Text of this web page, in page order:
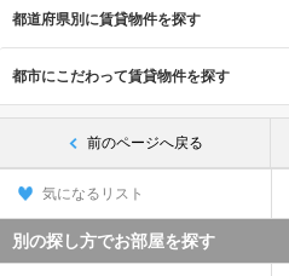
都道府県別に賃貸物件を探す
都市にこだわって賃貸物件を探す
前のページへ戻る
気になるリスト
別の探し方でお部屋を探す